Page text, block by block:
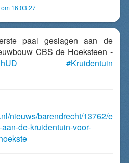
16:03:27
paal geslagen aan de
CBS de Hoeksteen -
#Kruidentuin
nieuws/barendrecht/13762/e
de-kruidentuin-voor-